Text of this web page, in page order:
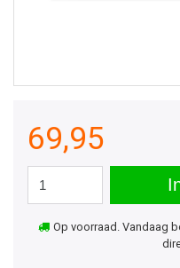
69,95
Op voorraad. Vandaag